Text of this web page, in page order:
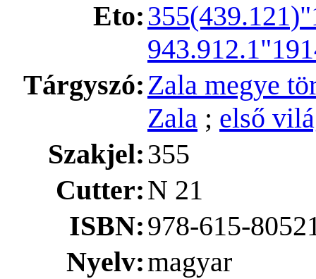
Eto:
Tárgyszó: Zala megye
Zala ; első
Szakjel: 355
Cutter:N 21
ISBN:978-615-
Nyelv:magyar